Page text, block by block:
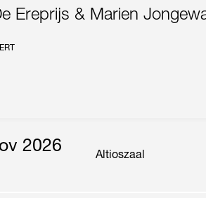
Ereprijs & Marien
2026 Altioszaal